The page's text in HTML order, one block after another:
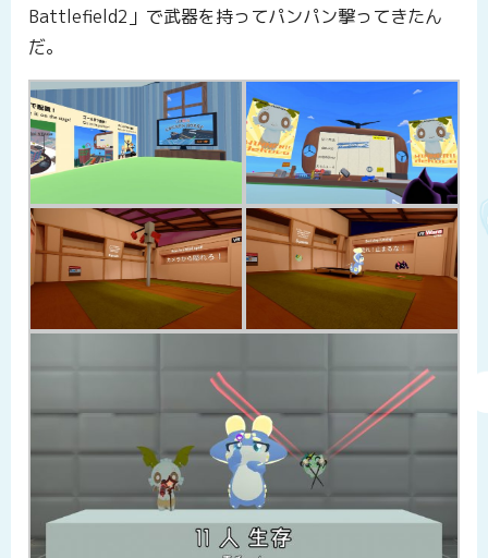
Battlefield2」で武器を持ってパンパン撃ってきたん
だ。